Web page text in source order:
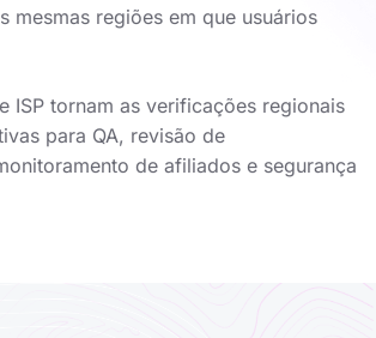
mesmas regiões em que usuários
ISP tornam as verificações regionais
para QA, revisão de
de afiliados e segurança